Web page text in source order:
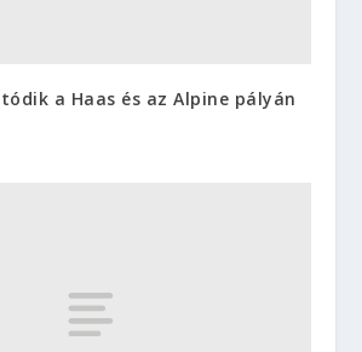
a Haas és az Alpine pályán